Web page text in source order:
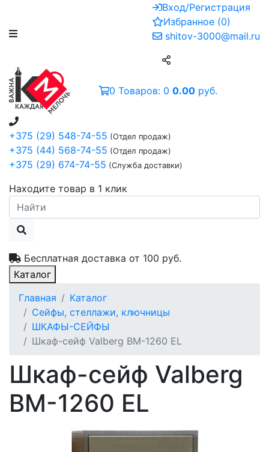
Вход/Регистрация
Избранное (0)
shitov-3000@mail.ru
+375 (29) 548-74-55 (Отдел продаж)
+375 (44) 568-74-55 (Отдел продаж)
+375 (29) 674-74-55 (Служба доставки)
Находите товар в 1 клик
Бесплатная доставка от 100 руб.
0 Товаров: 0 0.00 руб.
Каталог
Главная
Каталог
Сейфы, стеллажи, ключницы
ШКАФЫ-СЕЙФЫ
Шкаф-сейф Valberg BM-1260 EL
Шкаф-сейф Valberg
BM-1260 EL